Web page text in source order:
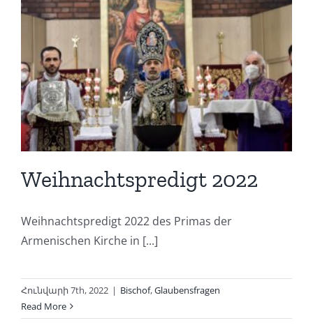
Weihnachtspredigt 2022
Weihnachtspredigt 2022 des Primas der
Armenischen Kirche in [...]
Հունվարի 7th, 2022 | Bischof,Glaubensfragen
Read More